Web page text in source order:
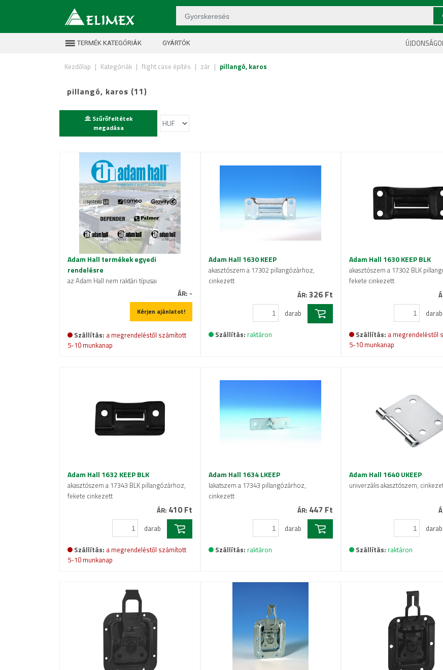
TERMÉK KATEGÓRIÁK GYÁRTÓK
Kezdőlap | Kategóriák | flight case építés | zár | pillangó, karos
pillangó, karos (11)
Szűrőfeltétek
megadása
Adam Hall termékek egyedi
rendelésre
az Adam Hall nem raktári típusai
ÁR: -
Kérjen ajánlatot!
Szállítás: a megrendeléstől számított
5-10 munkanap
Adam Hall 1630 KEEP
akasztószem a 17302 pillangózárhoz,
cinkezett
ÁR: 326 Ft
darab
Szállítás: raktáron
Adam Hall 1630 KEEP BLK
akasztószem a 17302 BLK
fekete cinkezett
darab
Szállítás: a megrendeléstől
5-10 munkanap
Adam Hall 1632 KEEP BLK
akasztószem a 17343 BLK pillangózárhoz,
fekete cinkezett
ÁR: 410 Ft
darab
Szállítás: a megrendeléstől számított
5-10 munkanap
Adam Hall 1634 LKEEP
lakatszem a 17343 pillangózárhoz,
cinkezett
ÁR: 447 Ft
darab
Szállítás: raktáron
Adam Hall 1640 UKEEP
univerzális akasztószem,
darab
Szállítás: raktáron